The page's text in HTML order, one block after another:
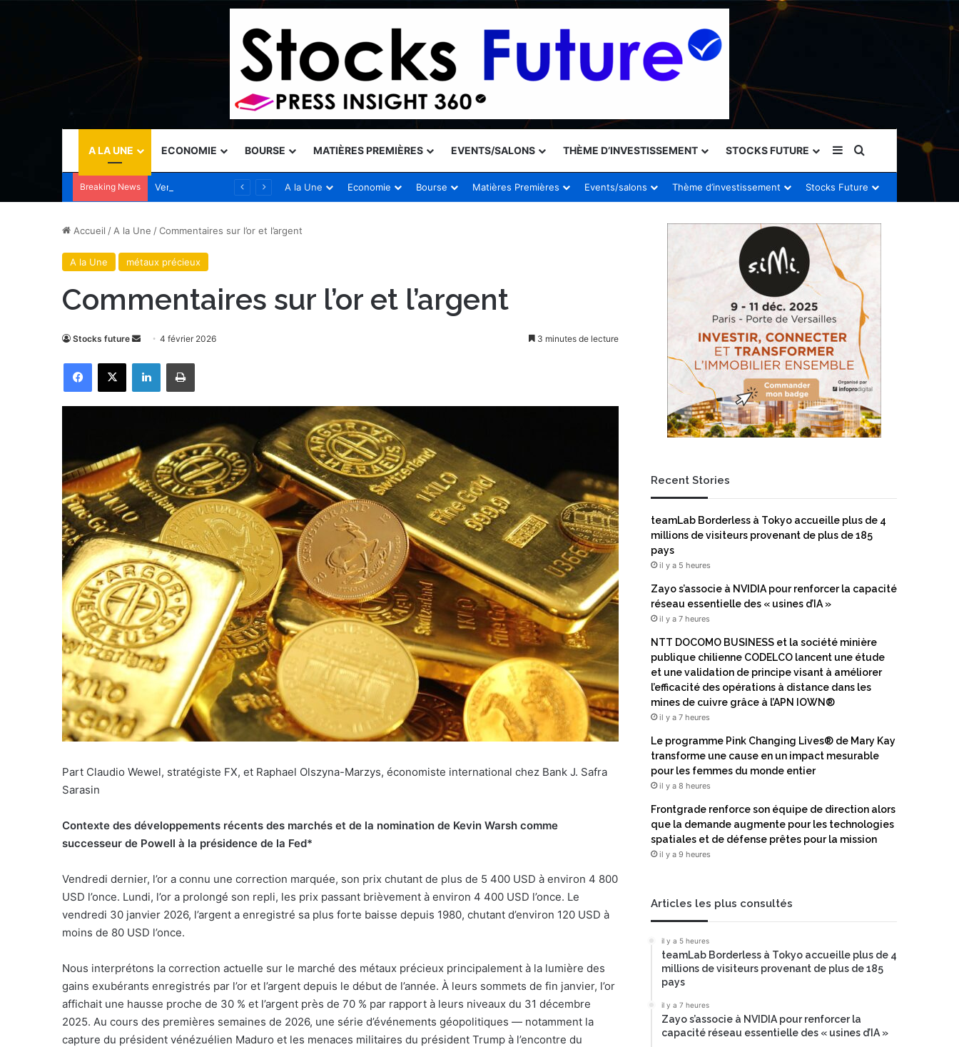
A LA UNE ECONOMIE BOURSE MATIÈRES PREMIÈRES EVENTS/SALONS THÈME D’INVESTISSEMENT STOCKS FUTURE Sidebar (barre
Rechercher
Breaking News A la Une Economie Bourse Matières Premières Events/salons Thème d’investissement Stocks Future
Accueil / A la Une /Commentaires sur l’or et l’argent
A la Une métaux précieux
Commentaires sur l’or et l’argent
Stocks future
Envoyer
courriel
4 février 2026 3 minutes de lecture
Facebook
X LinkedinImprimer
Part Claudio Wewel, stratégiste FX, et Raphael Olszyna-Marzys, économiste international chez Bank J. Safra
Sarasin
Contexte des développements récents des marchés et de la nomination de Kevin Warsh comme
successeur de Powell à la présidence de la Fed*
Vendredi dernier, l’or a connu une correction marquée, son prix chutant de plus de 5 400 USD à environ 4 800
USD l’once. Lundi, l’or a prolongé son repli, les prix passant brièvement à environ 4 400 USD l’once. Le
vendredi 30 janvier 2026, l’argent a enregistré sa plus forte baisse depuis 1980, chutant d’environ 120 USD à
moins de 80 USD l’once.
Nous interprétons la correction actuelle sur le marché des métaux précieux principalement à la lumière des
gains exubérants enregistrés par l’or et l’argent depuis le début de l’année. À leurs sommets de fin janvier, l’or
affichait une hausse proche de 30 % et l’argent près de 70 % par rapport à leurs niveaux du 31 décembre
2025. Au cours des premières semaines de 2026, une série d’événements géopolitiques — notamment la
capture du président vénézuélien Maduro et les menaces militaires du président Trump à l’encontre du
Recent Stories
teamLab Borderless à Tokyo accueille plus de 4
millions de visiteurs provenant de plus de 185
pays
il y a 5 heures
Zayo s’associe à NVIDIA pour renforcer la capacité
réseau essentielle des « usines d’IA »
il y a 7 heures
NTT DOCOMO BUSINESS et la société minière
publique chilienne CODELCO lancent une étude
et une validation de principe visant à améliorer
l’efficacité des opérations à distance dans les
mines de cuivre grâce à l’APN IOWN®
il y a 7 heures
Le programme Pink Changing Lives® de Mary Kay
transforme une cause en un impact mesurable
pour les femmes du monde entier
il y a 8 heures
Frontgrade renforce son équipe de direction alors
que la demande augmente pour les technologies
spatiales et de défense prêtes pour la mission
il y a 9 heures
Articles les plus consultés
il y a 5 heures
teamLab Borderless à Tokyo accueille plus de 4
millions de visiteurs provenant de plus de 185
pays
il y a 7 heures
Zayo s’associe à NVIDIA pour renforcer la
capacité réseau essentielle des « usines d’IA »